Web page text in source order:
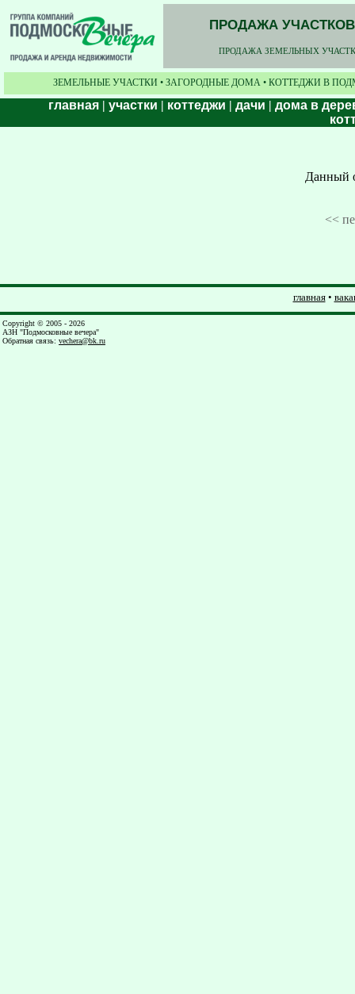
ПРОДАЖА
ПРОДАЖА ЗЕМЕЛЬНЫХ
ЗЕМЕЛЬНЫЕ УЧАСТКИ • ЗАГОРОДНЫЕ ДОМА • КОТТЕДЖИ В
главная | участки | коттеджи | дачи | дома в
Данный
<<
главная•
Copyright © 2005 - 2026
АЗН "Подмосковные вечера"
Обратная связь: vechera@bk.ru